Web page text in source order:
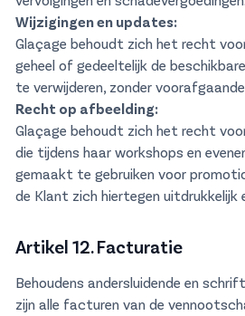
Wijzigingen en updates:
Glaçage behoudt zich het recht
geheel of gedeeltelijk de
te verwijderen, zonder
Recht op afbeelding:
Glaçage behoudt zich het recht
die tijdens haar workshops en
gemaakt te gebruiken voor
de Klant zich hiertegen uitdrukkelijk
Artikel 12. Facturatie
Behoudens andersluidende en
zijn alle facturen van de